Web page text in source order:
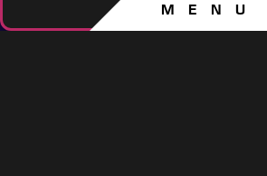
Politique de cookiesCGV / CGU
MENU